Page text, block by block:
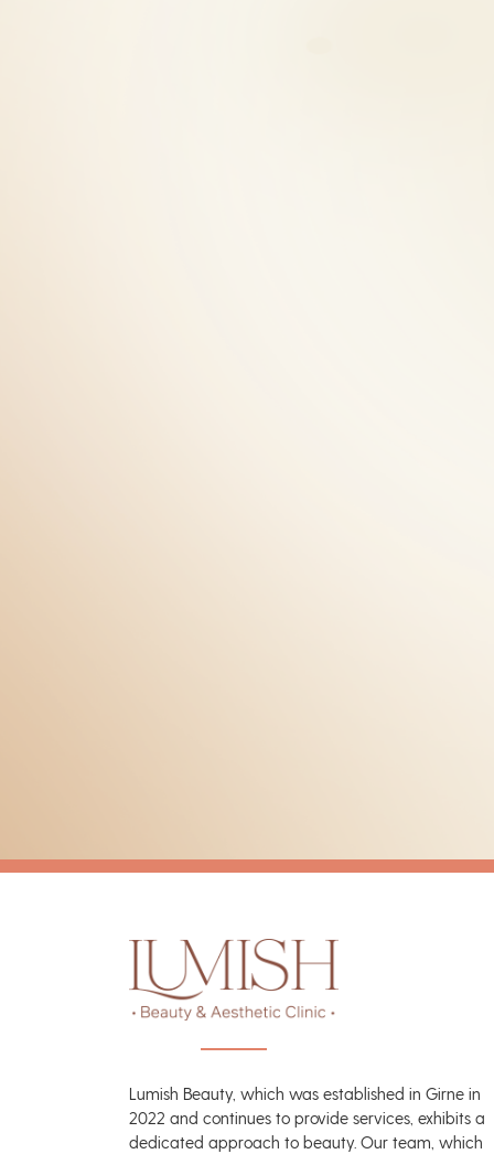
Lumish Beauty, which was established in Girne in
2022 and continues to provide services, exhibits a
dedicated approach to beauty. Our team, which